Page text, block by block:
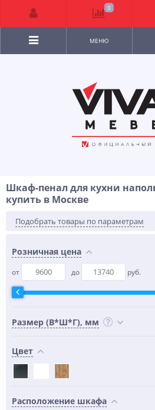
МЕНЮ
Шкаф-пенал для кухни
купить в Москве
Подобрать товары по параметрам
Розничная цена
от до руб.
Размер (В*Ш*Г), мм
Цвет
Расположение шкафа
0